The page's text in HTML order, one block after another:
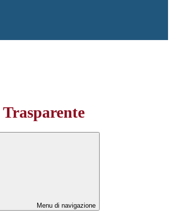
Menu di navigazione